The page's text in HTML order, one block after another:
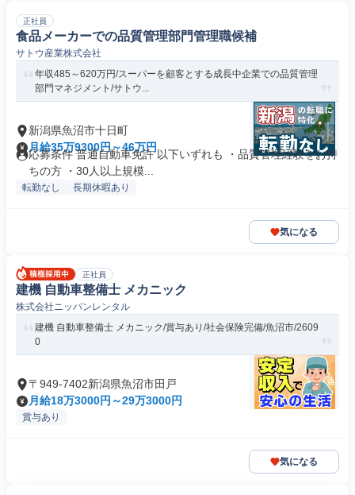
正社員
食品メーカーでの品質管理部門管理職候補
サトウ産業株式会社
年収485～620万円/スーパーを顧客とする成長中企業での品質管理
部門マネジメント/サトウ...
新潟県魚沼市十日町
月給35万9300円～46万円
応募条件 普通自動車免許 以下いずれも ・品質管理経験をお持
ちの方 ・30人以上規模...
転勤なし 長期休暇あり
気になる
正社員
建機 自動車整備士 メカニック
株式会社ニッパンレンタル
建機 自動車整備士 メカニック/賞与あり/社会保険完備/魚沼市/2609
0
〒949-7402新潟県魚沼市田戸
月給18万3000円～29万3000円
賞与あり
気になる